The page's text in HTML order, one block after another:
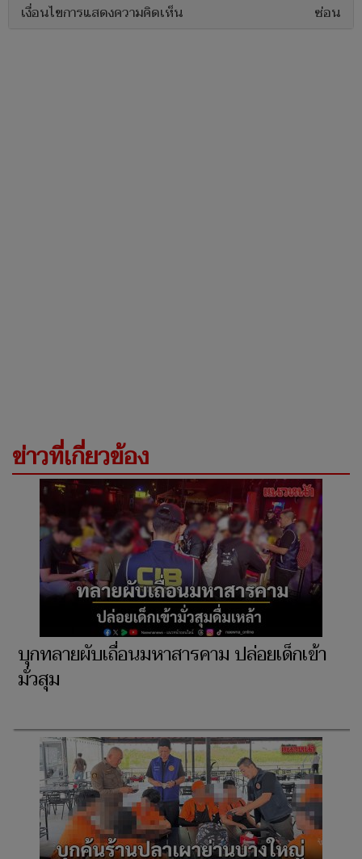
เงื่อนไขการแสดงความคิดเห็น ซ่อน
ข่าวที่เกี่ยวข้อง
บุกทลายผับเถื่อนมหาสารคาม ปล่อยเด็กเข้า
มั่วสุม